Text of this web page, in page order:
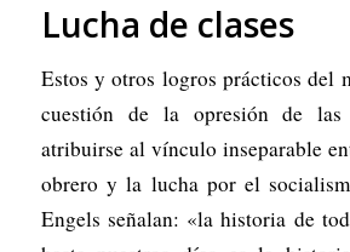
Lucha de clases
Estos y otros logros prácticos del
cuestión de la opresión de las
atribuirse al vínculo inseparable
obrero y la lucha por el
Engels señalan: «la historia de